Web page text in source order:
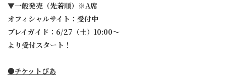
▼一般発売（先着順）※A席
オフィシャルサイト：受付中
プレイガイド：6/27（土）10:00〜
より受付スタート！
●チケットぴあ